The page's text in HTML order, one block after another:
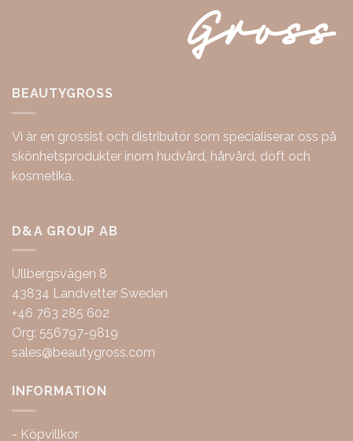
BEAUTYGROSS
Vi är en grossist och distributör som specialiserar oss på
skönhetsprodukter inom hudvård, hårvård, doft och
kosmetika.
D&A GROUP AB
Ullbergsvägen 8
43834 Landvetter Sweden
+46 763 285 602
Org: 556797-9819
sales@beautygross.com
INFORMATION
- Köpvillkor